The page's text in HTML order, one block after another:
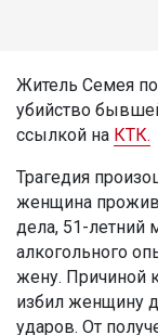
Житель Семея
убийство
ссылкой на КТК.
Трагедия
женщина
дела, 51-летний
алкогольного
жену. Причиной
избил женщину
ударов. От